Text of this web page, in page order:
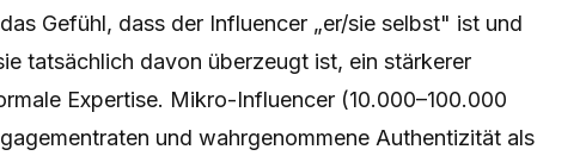
Gefühl, dass der Influencer „er/sie selbst" ist und
tatsächlich davon überzeugt ist, ein stärkerer
Expertise. Mikro-Influencer (10.000–100.000
und wahrgenommene Authentizität als